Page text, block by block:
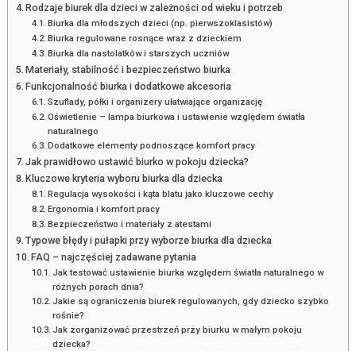
Rodzaje biurek dla dzieci w zależności od wieku i potrzeb
Biurka dla młodszych dzieci (np. pierwszoklasistów)
Biurka regulowane rosnące wraz z dzieckiem
Biurka dla nastolatków i starszych uczniów
Materiały, stabilność i bezpieczeństwo biurka
Funkcjonalność biurka i dodatkowe akcesoria
Szuflady, półki i organizery ułatwiające organizację
Oświetlenie – lampa biurkowa i ustawienie względem światła
naturalnego
Dodatkowe elementy podnoszące komfort pracy
Jak prawidłowo ustawić biurko w pokoju dziecka?
Kluczowe kryteria wyboru biurka dla dziecka
Regulacja wysokości i kąta blatu jako kluczowe cechy
Ergonomia i komfort pracy
Bezpieczeństwo i materiały z atestami
Typowe błędy i pułapki przy wyborze biurka dla dziecka
FAQ – najczęściej zadawane pytania
Jak testować ustawienie biurka względem światła naturalnego w
różnych porach dnia?
Jakie są ograniczenia biurek regulowanych, gdy dziecko szybko
rośnie?
Jak zorganizować przestrzeń przy biurku w małym pokoju
dziecka?